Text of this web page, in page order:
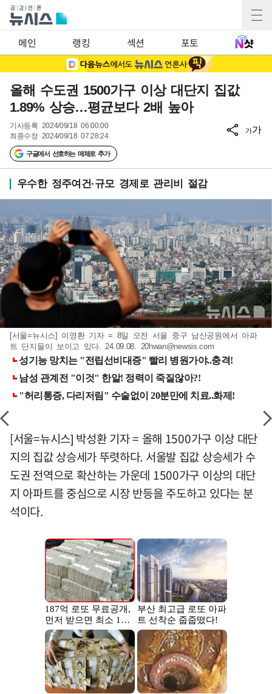
메인 랭킹 섹션 포토
올해 수도권 1500가구 이상 대단지 집값
1.89% 상승…평균보다 2배 높아
기사등록 2024/09/18 06:00:00
최종수정 2024/09/18 07:28:24
구글에서 선호하는 매체로 추가
가가
우수한 정주여건·규모 경제로 관리비 절감
[서울=뉴시스] 이영환 기자 = 8일 오전 서울 중구 남산공원에서 아파
트 단지들이 보이고 있다. 24.09.08. 20hwan@newsis.com
[서울=뉴시스] 박성환 기자 = 올해 1500가구 이상 대단
지의 집값 상승세가 뚜렷하다. 서울발 집값 상승세가 수
도권 전역으로 확산하는 가운데 1500가구 이상의 대단
지 아파트를 중심으로 시장 반등을 주도하고 있다는 분
석이다.